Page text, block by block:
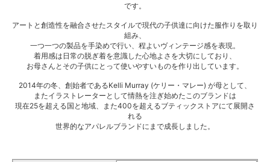
です。
アートと創造性を融合させたスタイルで現代の子供達に向けた服作りを取り
組み、
一つ一つの製品を手染めで行い、程よいヴィンテージ感を表現。
着用感は日常の脱ぎ着を意識した心地よさを大切にしており、
お母さんとその子供にとって使いやすいものを作り出しています。
2014年の冬、創始者であるKelli Murray (ケリー・マレー) が母として、
またイラストレーターとして情熱を注ぎ始めたこのブランドは
現在25を超える国と地域、また400を超えるブティックストアにて展開さ
れる
世界的なアパレルブランドにまで成長しました。